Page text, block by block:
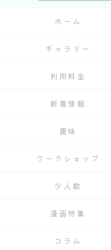
ホーム
ギャラリー
利用料金
新着情報
趣味
ワークショップ
少人数
漫画特集
コラム